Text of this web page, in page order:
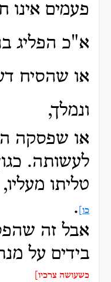
פעמים אינו
א"כ הפליג
או שהסיח
ונמלך,
או שפסקה
לעשותה.
טליתו
כו] .
אבל זה
בידים על
כשעושה צרכיו]